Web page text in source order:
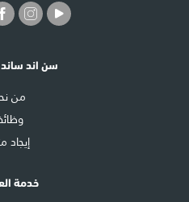
سن اند
من
إيجاد
خدمة